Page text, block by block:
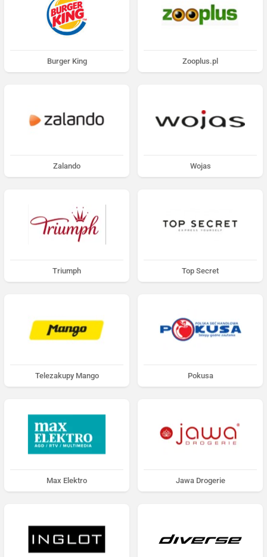
Burger King Zooplus.pl
Zalando Wojas
Triumph Top Secret
Telezakupy Mango Pokusa
Max Elektro Jawa Drogerie